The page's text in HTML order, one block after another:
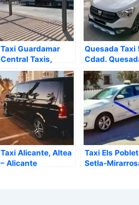
Taxi Guardamar
Central Taxis,
Guardamar del
Segura – Alicante
Quesada Taxi
Cdad.
Alicante
Taxi Alicante, Altea
– Alicante
Taxi Els
Setla-